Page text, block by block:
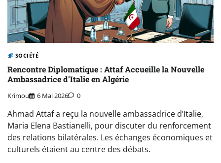
SOCIÉTÉ
Rencontre Diplomatique : Attaf Accueille la Nouvelle
Ambassadrice d’Italie en Algérie
Krimou 6 Mai 2026 0
Ahmad Attaf a reçu la nouvelle ambassadrice d’Italie,
Maria Elena Bastianelli, pour discuter du renforcement
des relations bilatérales. Les échanges économiques et
culturels étaient au centre des débats.